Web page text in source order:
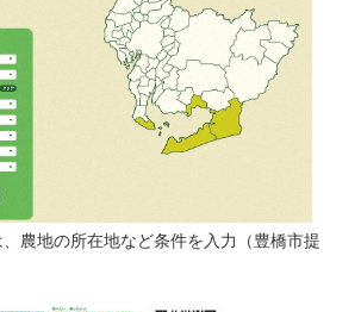
農地の所在地など条件を入力（豊橋市提